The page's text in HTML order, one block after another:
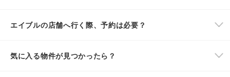
エイブルの店舗へ行く際、予約は必要？
気に入る物件が見つかったら？